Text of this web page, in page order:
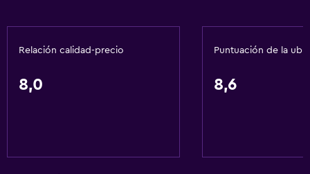
Estacionamiento privado
Relación calidad-precio
8,0
Puntuación de la
8,6